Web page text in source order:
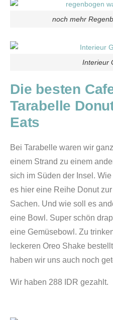
noch mehr
Interieur
Die besten
Tarabelle
Eats
Bei Tarabelle waren wir
einem Strand zu einem
sich im Süden der Insel.
es hier eine Reihe Donut
Sachen. Und wie soll es
eine Bowl. Super schön
eine Gemüsebowl. Zu
leckeren Oreo Shake
haben wir uns auch noch
Wir haben 288 IDR gezahlt.